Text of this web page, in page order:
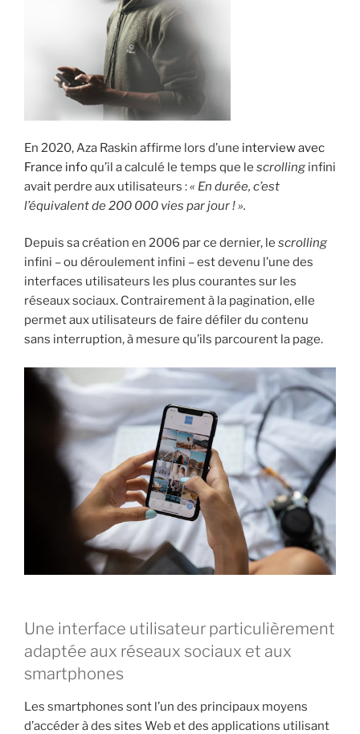
En 2020, Aza Raskin affirme lors d’une interview avec
France infoqu’il a calculé le temps que le scrolling infini
avait perdre aux utilisateurs :« En durée, c’est
l’équivalent de 200 000 vies par jour ! ».
Depuis sa création en 2006 par ce dernier, le scrolling
infini – ou déroulement infini – est devenu l’une des
interfaces utilisateurs les plus courantes sur les
réseaux sociaux. Contrairement à la pagination, elle
permet aux utilisateurs de faire défiler du contenu
sans interruption, à mesure qu’ils parcourent la page.
Une interface utilisateur particulièrement
adaptée aux réseaux sociaux et aux
smartphones
Les smartphones sont l’un des principaux moyens
d’accéder à des sites Web et des applications utilisant